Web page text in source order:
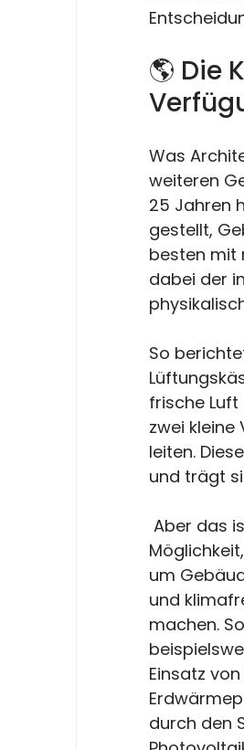
🌎 Die
Was
weiteren
25 Jahren
gestellt,
besten mit
dabei der
So
frische
zwei
leiten.
und trägt
Aber das
um
und
machen.
Einsatz
durch den